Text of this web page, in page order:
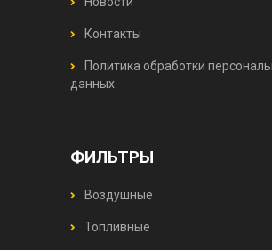
Контакты
Политика обработки
данных
ФИЛЬТРЫ
Воздушные
Топливные